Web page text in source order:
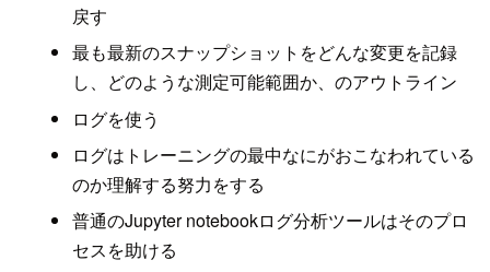
戻す
最も最新のスナップショットをどんな変更を記録
し、どのような測定可能範囲か、のアウトライン
ログを使う
ログはトレーニングの最中なにがおこなわれている
のか理解する努力をする
普通のJupyter notebookログ分析ツールはそのプロ
セスを助ける